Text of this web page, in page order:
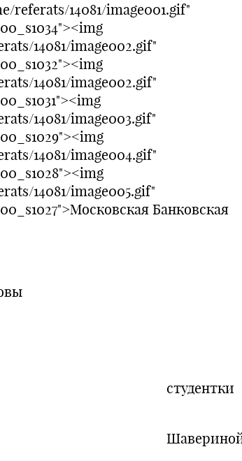
referats/14081/image001.gif"
14081/image002.gif"
14081/image002.gif"
14081/image003.gif"
14081/image004.gif"
14081/image005.gif"
Банковская